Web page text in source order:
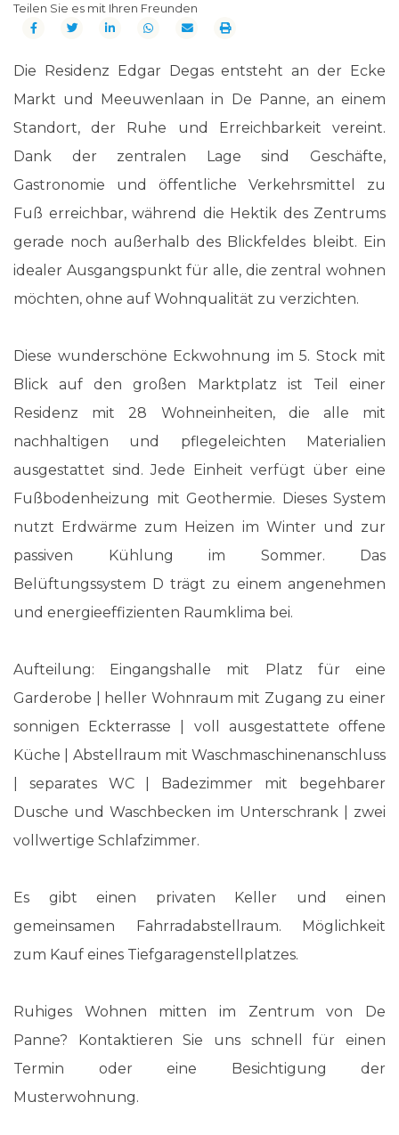
Teilen Sie es mit Ihren Freunden
Die Residenz Edgar Degas entsteht an der Ecke
Markt und Meeuwenlaan in De Panne, an einem
Standort, der Ruhe und Erreichbarkeit vereint.
Dank der zentralen Lage sind Geschäfte,
Gastronomie und öffentliche Verkehrsmittel zu
Fuß erreichbar, während die Hektik des Zentrums
gerade noch außerhalb des Blickfeldes bleibt. Ein
idealer Ausgangspunkt für alle, die zentral wohnen
möchten, ohne auf Wohnqualität zu verzichten.
Diese wunderschöne Eckwohnung im 5. Stock mit
Blick auf den großen Marktplatz ist Teil einer
Residenz mit 28 Wohneinheiten, die alle mit
nachhaltigen und pflegeleichten Materialien
ausgestattet sind. Jede Einheit verfügt über eine
Fußbodenheizung mit Geothermie. Dieses System
nutzt Erdwärme zum Heizen im Winter und zur
passiven Kühlung im Sommer. Das
Belüftungssystem D trägt zu einem angenehmen
und energieeffizienten Raumklima bei.
Aufteilung: Eingangshalle mit Platz für eine
Garderobe | heller Wohnraum mit Zugang zu einer
sonnigen Eckterrasse | voll ausgestattete offene
Küche | Abstellraum mit Waschmaschinenanschluss
| separates WC | Badezimmer mit begehbarer
Dusche und Waschbecken im Unterschrank | zwei
vollwertige Schlafzimmer.
Es gibt einen privaten Keller und einen
gemeinsamen Fahrradabstellraum. Möglichkeit
zum Kauf eines Tiefgaragenstellplatzes.
Ruhiges Wohnen mitten im Zentrum von De
Panne? Kontaktieren Sie uns schnell für einen
Termin oder eine Besichtigung der
Musterwohnung.